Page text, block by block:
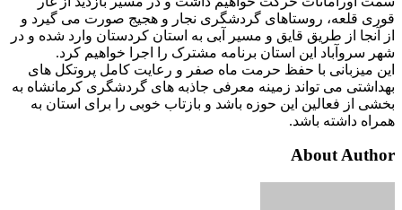
قوری قلعه، روستاهای گردشگری نجار و هجیج صورت می گیرد و
از آنجا از طریق قایق و مسیر آبی به استان کردستان وارد شده و در
شهر سروآباد این استان برنامه مشترک را اجرا خواهیم کرد.
این میزبانی با حفظ حرمت ماه صفر و رعایت کامل پروتکل های
بهداشتی می تواند زمینه معرفی جاذبه های گردشگری کرمانشاه به
بخشی از فعالین این حوزه باشد و بازتاب خوبی را برای استان به
همراه داشته باشد.
About Author